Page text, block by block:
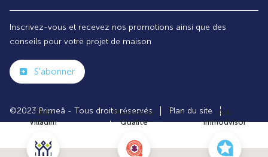
Club
Villadim
Maisons de
Qualité
Avis
Immodvisor
Inscrivez-vous et recevez nos promotions ainsi que des
conseils pour votre projet de maison
S'abonner
©2023 Primeâ - Tous droits réservés
Plan du site
Paramètres des cookies
Politiques de Confidentialités
Mentions légales
Recrutement
Le groupe VILLADIM